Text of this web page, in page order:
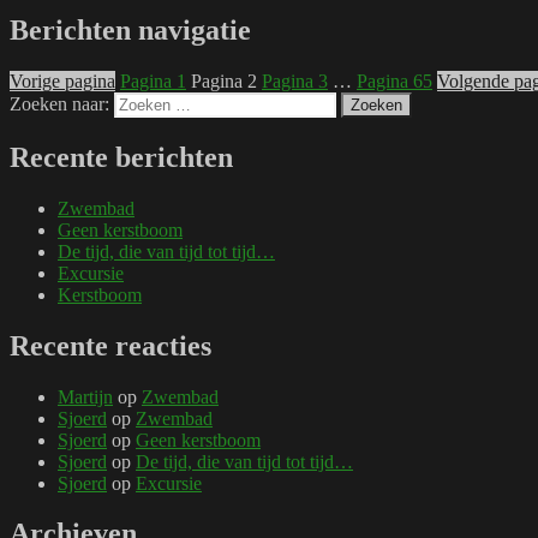
Berichten navigatie
Vorige pagina Pagina 1 Pagina 2 Pagina 3 … Pagina 65 Volgende
Zoeken naar:
Zoeken
Recente berichten
Zwembad
Geen kerstboom
De tijd, die van tijd tot tijd…
Excursie
Kerstboom
Recente reacties
Martijn op Zwembad
Sjoerd op Zwembad
Sjoerd op Geen kerstboom
Sjoerd op De tijd, die van tijd tot tijd…
Sjoerd op Excursie